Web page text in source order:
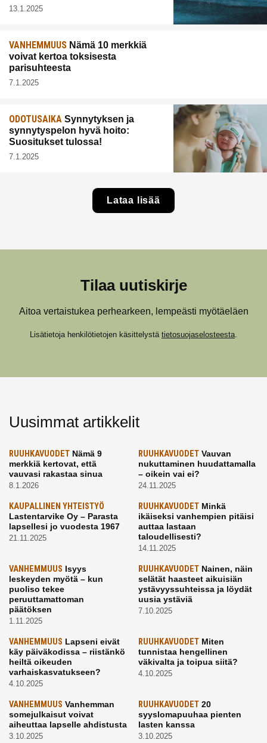
13.1.2025
VANHEMMUUS Nämä 10 merkkiä
voivat kertoa toksisesta
parisuhteesta
7.1.2025
ODOTUSAIKA Synnytyksen ja
synnytyspelon hyvä hoito:
Suositukset tulossa!
7.1.2025
Lataa lisää
Tilaa uutiskirje
Aitoa vertaistukea perhearkeen, lempeästi myötäeläen
Lisätietoja henkilötietojen käsittelystä tietosuojaselosteesta
Uusimmat artikkelit
RUUHKAVUODET Nämä 9
merkkiä kertovat, että
vauvasi rakastaa sinua
8.1.2026
RUUHKAVUODETVauvan
nukuttaminen huudattamalla
– oikein vai ei?
24.11.2025
KAUPALLINEN YHTEISTYÖ
Lastentarvike Oy – Parasta
lapsellesi jo vuodesta 1967
21.11.2025
RUUHKAVUODETMinkä
ikäiseksi vanhempien pitäisi
auttaa lastaan
taloudellisesti?
14.11.2025
VANHEMMUUS Isyys
leskeyden myötä – kun
puoliso tekee
peruuttamattoman
päätöksen
1.11.2025
RUUHKAVUODETNainen, näin
selätät haasteet aikuisiän
ystävyyssuhteissa ja löydät
uusia ystäviä
7.10.2025
VANHEMMUUS Lapseni eivät
käy päiväkodissa – riistänkö
heiltä oikeuden
varhaiskasvatukseen?
4.10.2025
RUUHKAVUODETMiten
tunnistaa hengellinen
väkivalta ja toipua siitä?
4.10.2025
VANHEMMUUS Vanhemman
somejulkaisut voivat
aiheuttaa lapselle ahdistusta
3.10.2025
RUUHKAVUODET20
syyslomapuuhaa pienten
lasten kanssa
3.10.2025